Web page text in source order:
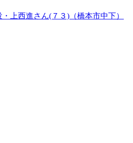
上西進さん(７３)（橋本市中下）